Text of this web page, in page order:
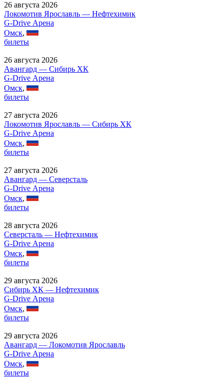
26 августа 2026
Локомотив Ярославль — Нефтехимик
G-Drive Арена
Омск,
билеты
26 августа 2026
Авангард — Сибирь ХК
G-Drive Арена
Омск,
билеты
27 августа 2026
Локомотив Ярославль — Сибирь ХК
G-Drive Арена
Омск,
билеты
27 августа 2026
Авангард — Северсталь
G-Drive Арена
Омск,
билеты
28 августа 2026
Северсталь — Нефтехимик
G-Drive Арена
Омск,
билеты
29 августа 2026
Сибирь ХК — Нефтехимик
G-Drive Арена
Омск,
билеты
29 августа 2026
Авангард — Локомотив Ярославль
G-Drive Арена
Омск,
билеты